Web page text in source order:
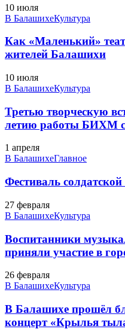
10 июля
В БалашихеКультура
Как «Маленький»
жителей Балашихи
10 июля
В БалашихеКультура
Третью творческую
летию работы БИХМ
1 апреля
В БалашихеГлавное
Фестиваль
27 февраля
В БалашихеКультура
Воспитанники
приняли участие в
26 февраля
В БалашихеКультура
В Балашихе прошёл
концерт «Крылья